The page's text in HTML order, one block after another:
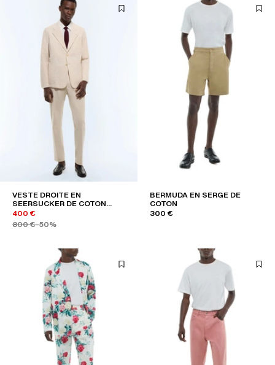
VESTE DROITE EN
SEERSUCKER DE COTON
RAYÉ
400 €
800 €-50%
BERMUDA EN SERGE DE
COTON
300 €